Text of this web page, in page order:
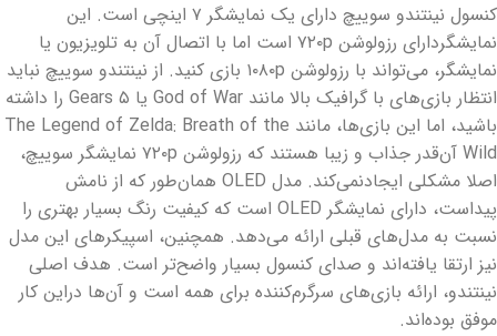
کنسول نینتندو سوییچ دارای یک نمایشگر ۷ اینچی است. این
نمایشگردارای رزولوشن ۷۲۰p است اما با اتصال آن به تلویزیون یا
نمایشگر، می‌تواند با رزولوشن ۱۰۸۰p بازی کنید. از نینتندو سوییچ نباید
انتظار بازی‌های با گرافیک بالا مانند God of War یا Gears ۵ را داشته
باشید، اما این بازی‌ها، مانند The Legend of Zelda: Breath of the
Wild آن‌قدر جذاب و زیبا هستند که رزولوشن ۷۲۰p نمایشگر سوییچ،
اصلا مشکلی ایجادنمی‌کند. مدل OLED همان‌طور که از نامش
پیداست، دارای نمایشگر OLED است که کیفیت رنگ بسیار بهتری را
نسبت به مدل‌های قبلی ارائه می‌دهد. همچنین، اسپیکرهای این مدل
نیز ارتقا یافته‌اند و صدای کنسول بسیار واضح‌تر است. هدف اصلی
نینتندو، ارائه بازی‌های سرگرم‌کننده برای همه است و آن‌ها دراین کار
موفق بوده‌اند.